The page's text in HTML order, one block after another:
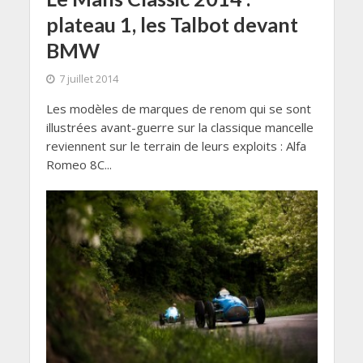
plateau 1, les Talbot devant
BMW
7 juillet 2014
Les modèles de marques de renom qui se sont
illustrées avant-guerre sur la classique mancelle
reviennent sur le terrain de leurs exploits : Alfa
Romeo 8C...